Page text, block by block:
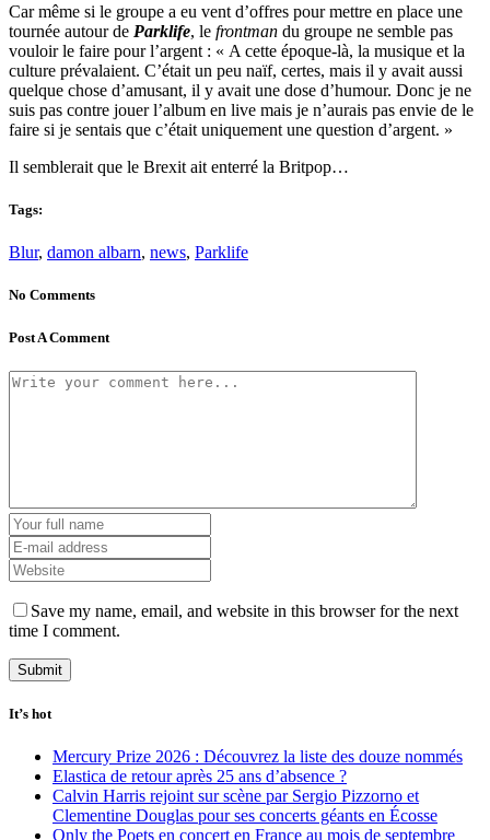
Car même si le groupe a eu vent d’offres pour mettre en place une
tournée autour de Parklife, le frontman du groupe ne semble pas
vouloir le faire pour l’argent : « A cette époque-là, la musique et la
culture prévalaient. C’était un peu naïf, certes, mais il y avait aussi
quelque chose d’amusant, il y avait une dose d’humour. Donc je ne
suis pas contre jouer l’album en live mais je n’aurais pas envie de le
faire si je sentais que c’était uniquement une question d’argent. »
Il semblerait que le Brexit ait enterré la Britpop…
Tags:
Blur, damon albarn, news, Parklife
No Comments
Post A Comment
Save my name, email, and website in this browser for the next
time I comment.
It’s hot
Mercury Prize 2026 : Découvrez la liste des douze nommés
Elastica de retour après 25 ans d’absence ?
Calvin Harris rejoint sur scène par Sergio Pizzorno et
Clementine Douglas pour ses concerts géants en Écosse
Only the Poets en concert en France au mois de septembre